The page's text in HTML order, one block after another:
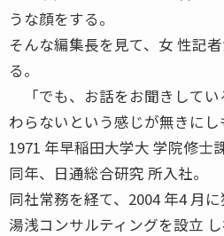
うな顔をする。
そんな編集長を見て、女 性記
る。
「でも、お話をお聞きしてい
わらないという感じが無きに
1971 年早稲田大学大 学院修士
同年、日通総合研究 所入社。
同社常務を経て、2004 年4 月に
湯浅コンサルティングを設立 し